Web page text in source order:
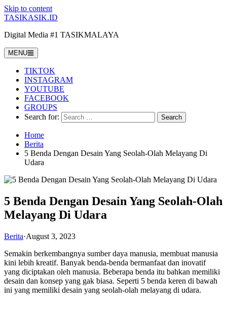
Skip to content
TASIKASIK.ID
Digital Media #1 TASIKMALAYA
MENU
TIKTOK
INSTAGRAM
YOUTUBE
FACEBOOK
GROUPS
Search for:
Home
Berita
5 Benda Dengan Desain Yang Seolah-Olah Melayang Di
Udara
5 Benda Dengan Desain Yang Seolah-Olah
Melayang Di Udara
Berita·August 3, 2023
Semakin berkembangnya sumber daya manusia, membuat manusia
kini lebih kreatif. Banyak benda-benda bermanfaat dan inovatif
yang diciptakan oleh manusia. Beberapa benda itu bahkan memiliki
desain dan konsep yang gak biasa. Seperti 5 benda keren di bawah
ini yang memiliki desain yang seolah-olah melayang di udara.